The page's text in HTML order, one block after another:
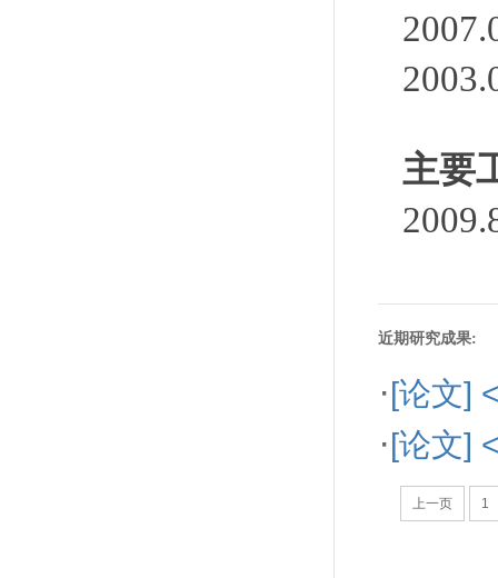
主要
近期研究成果:
·[论文]
·[论文]
上一页 1